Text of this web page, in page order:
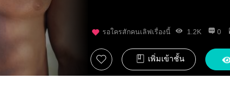
รอใครสักคนเลิฟเรื่องนี้ 1.2K 0
เพิ่มเข้าชั้น